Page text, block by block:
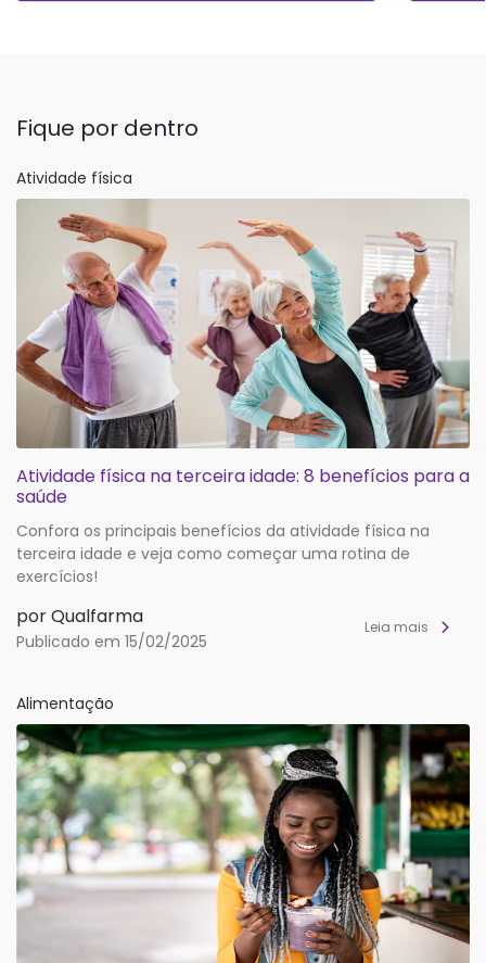
Fique por dentro
Atividade física
Atividade física na terceira idade: 8 benefícios para a
saúde
Confora os principais benefícios da atividade física na
terceira idade e veja como começar uma rotina de
exercícios!
por Qualfarma
Publicado em 15/02/2025
Leia mais
Alimentação